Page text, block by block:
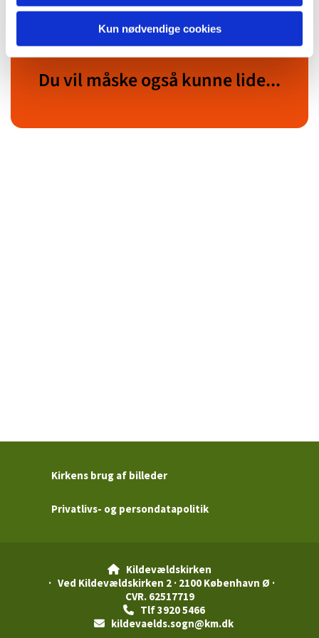
Kun nødvendige cookies
Du vil måske også kunne lide...
Kirkens brug af billeder
Privatlivs- og persondatapolitik

Kildevældskirken
· Ved Kildevældskirken 2 · 2100 København Ø ·
CVR. 62517719
Tlf 3920 5466
 kildevaelds.sogn@km.dk